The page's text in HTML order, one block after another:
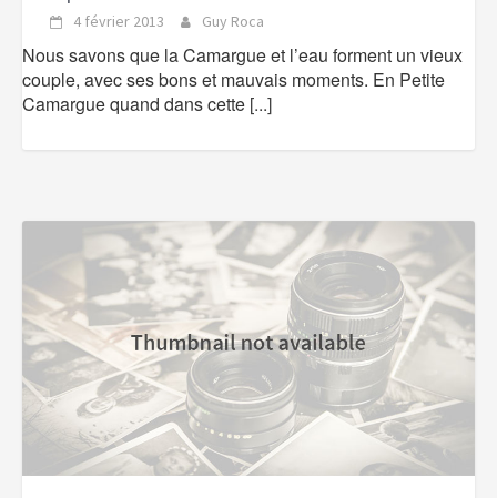
4 février 2013 Guy Roca
Nous savons que la Camargue et l’eau forment un vieux
couple, avec ses bons et mauvais moments. En Petite
Camargue quand dans cette [...]